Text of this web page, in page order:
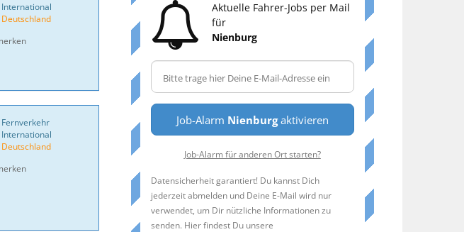
International
Deutschland
Fernverkehr
International
Deutschland
Aktuelle Fahrer-Jobs per Mail
für
Nienburg
Job-Alarm Nienburgaktivieren
Job-Alarm für anderen Ort starten?
Datensicherheit garantiert! Du kannst Dich
jederzeit abmelden und Deine E-Mail wird nur
verwendet, um Dir nützliche Informationen zu
senden. Hier findest Du unsere